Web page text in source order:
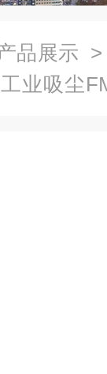
品展示
业吸尘